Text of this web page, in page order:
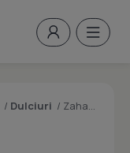
/ Dulciuri / Zahar Invertit